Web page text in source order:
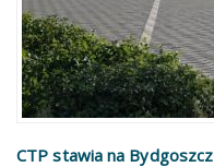
CTP stawia na Bydgoszcz